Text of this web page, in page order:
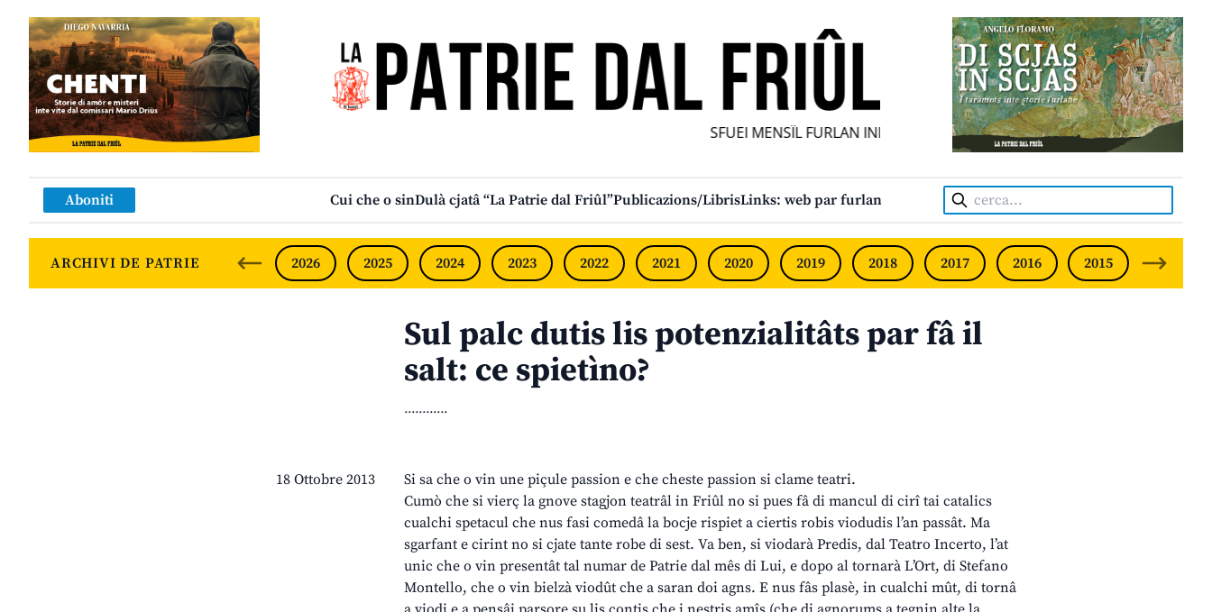
SFUEI MENSÎL FURLAN INDIPENDENT • INDEPENDENT FRIULIAN MONTHLY •
Aboniti Cui che o sinDulà cjatâ “La Patrie dal Friûl”Publicazions/LibrisLinks: web par furlan Cerca:
ARCHIVI DE PATRIE 2026 2025 2024 2023 2022 2021 2020 2019 2018 2017 2016 2015 2014
Sul palc dutis lis potenzialitâts par fâ il
salt: ce spietìno?
............
18 Ottobre 2013
Si sa che o vin une piçule passion e che cheste passion si clame teatri.
Cumò che si vierç la gnove stagjon teatrâl in Friûl no si pues fâ di mancul di cirî tai catalics
cualchi spetacul che nus fasi comedâ la bocje rispiet a ciertis robis viodudis l’an passât. Ma
sgarfant e cirint no si cjate tante robe di sest. Va ben, si viodarà Predis, dal Teatro Incerto, l’at
unic che o vin presentât tal numar de Patrie dal mês di Lui, e dopo al tornarà L’Ort, di Stefano
Montello, che o vin bielzà viodût che a saran doi agns. E nus fâs plasè, in cualchi mût, di tornâ